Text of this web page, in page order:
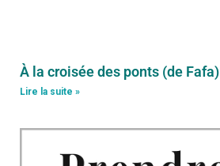
À la croisée des ponts (de Fafa)
Lire la suite »